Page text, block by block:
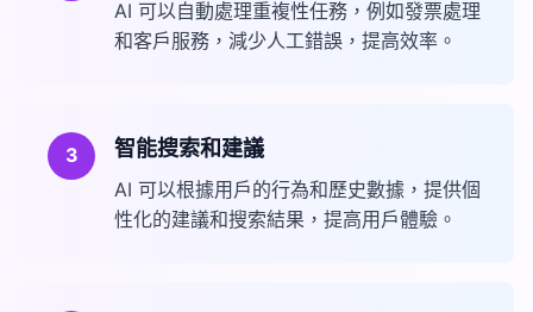
AI 可以自動處理重複性任務，例如發票處理
和客戶服務，減少人工錯誤，提高效率。
3 智能搜索和建議
AI 可以根據用戶的行為和歷史數據，提供個
性化的建議和搜索結果，提高用戶體驗。